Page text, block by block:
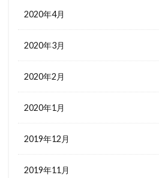
2020年4月
2020年3月
2020年2月
2020年1月
2019年12月
2019年11月